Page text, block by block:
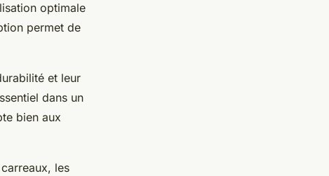
optimale
permet de
et leur
dans un
bien aux
les